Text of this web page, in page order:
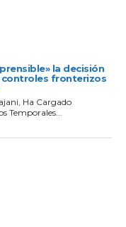
la decisión
controles fronterizos
Ha Cargado
Temporales...